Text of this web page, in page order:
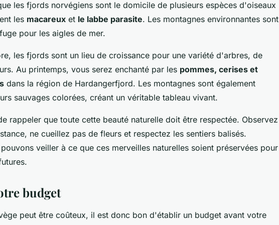
les fjords norvégiens sont le domicile de plusieurs espèces d'oiseaux
les macareux et le labbe parasite. Les montagnes environnantes sont
pour les aigles de mer.
les fjords sont un lieu de croissance pour une variété d'arbres, de
Au printemps, vous serez enchanté par les pommes, cerises et
dans la région de Hardangerfjord. Les montagnes sont également
sauvages colorées, créant un véritable tableau vivant.
rappeler que toute cette beauté naturelle doit être respectée. Observez
ne cueillez pas de fleurs et respectez les sentiers balisés.
veiller à ce que ces merveilles naturelles soient préservées pour
budget
peut être coûteux, il est donc bon d'établir un budget avant votre